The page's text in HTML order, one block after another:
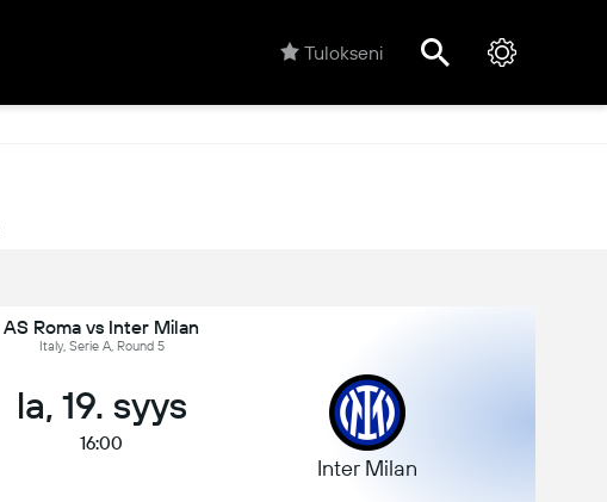
Tulokseni
AS Roma vs Inter Milan
Italy, Serie A, Round 5
la, 19. syys
16:00
Inter Milan